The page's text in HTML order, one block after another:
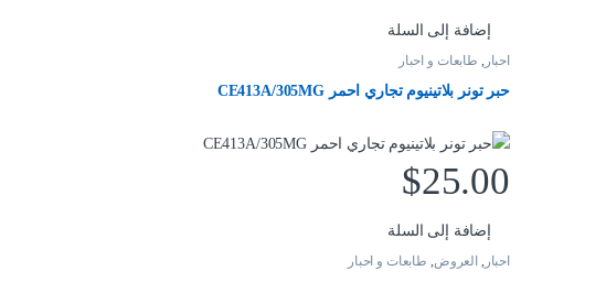
إضافة إلى السلة
احبار , طابعات و احبار
حبر تونر بلاتينيوم تجاري احمر CE413A/305MG
$25.00
إضافة إلى السلة
احبار , العروض, طابعات و احبار